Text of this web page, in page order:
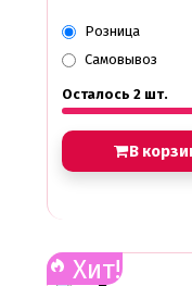
Розница
Самовывоз
Осталось 2 шт.
В
Хит!